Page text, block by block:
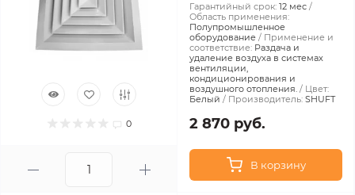
0
Гарантийный срок: 12 мес
Область применения:
Полупромышленное
оборудование
Применение и
соответствие: Раздача и
удаление воздуха в системах
вентиляции,
кондиционирования и
воздушного отопления.
Цвет:
Белый
Производитель: SHUFT
2 870 руб.
В корзину